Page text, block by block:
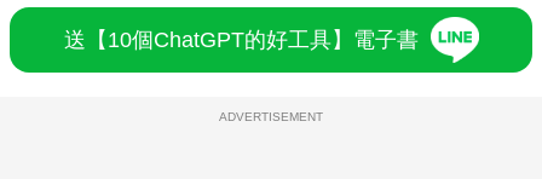
送【10個ChatGPT的好工具】電子書
ADVERTISEMENT